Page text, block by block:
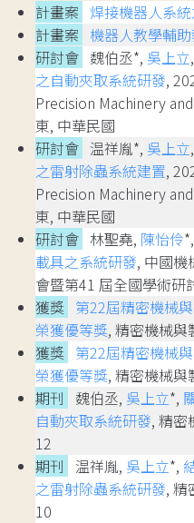
計畫案 焊接機器人系
計畫案 機器人教學輔
研討會 魏伯丞*, 吳上立,
之自動夾取系統研發,
Precision Machinery
東, 中華民國
研討會 温祥胤*, 吳上立,
之雷射除蟲系統建置,
Precision Machinery
東, 中華民國
研討會 林聖堯, 陳怡伶*,
載具之系統研發, 中國機
會暨第41 屆全國學術研
獲獎 第22屆精密機械
榮獲優等獎, 精密機械與
獲獎 第22屆精密機械
榮獲優等獎, 精密機械與
期刊
魏伯丞, 吳上立*,
自動夾取系統研發, 精密
12
期刊 温祥胤, 吳上立*,
之雷射除蟲系統研發, 精
10